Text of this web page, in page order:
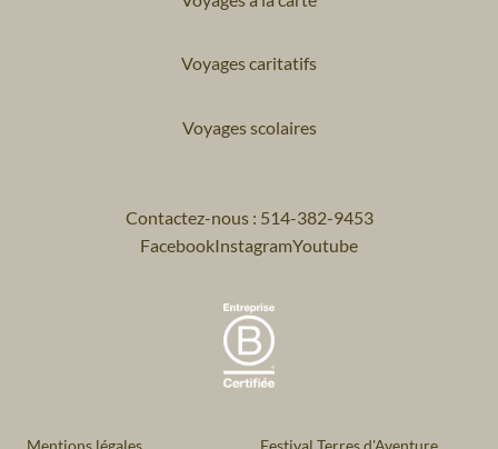
Voyages caritatifs
Voyages scolaires
Contactez-nous : 514-382-9453
FacebookInstagramYoutube